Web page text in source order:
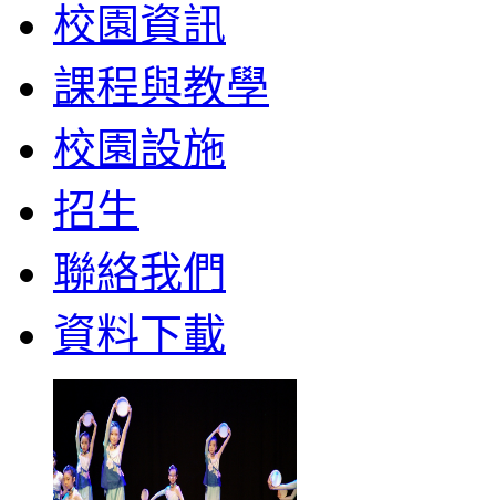
校園資訊
課程與教學
校園設施
招生
聯絡我們
資料下載